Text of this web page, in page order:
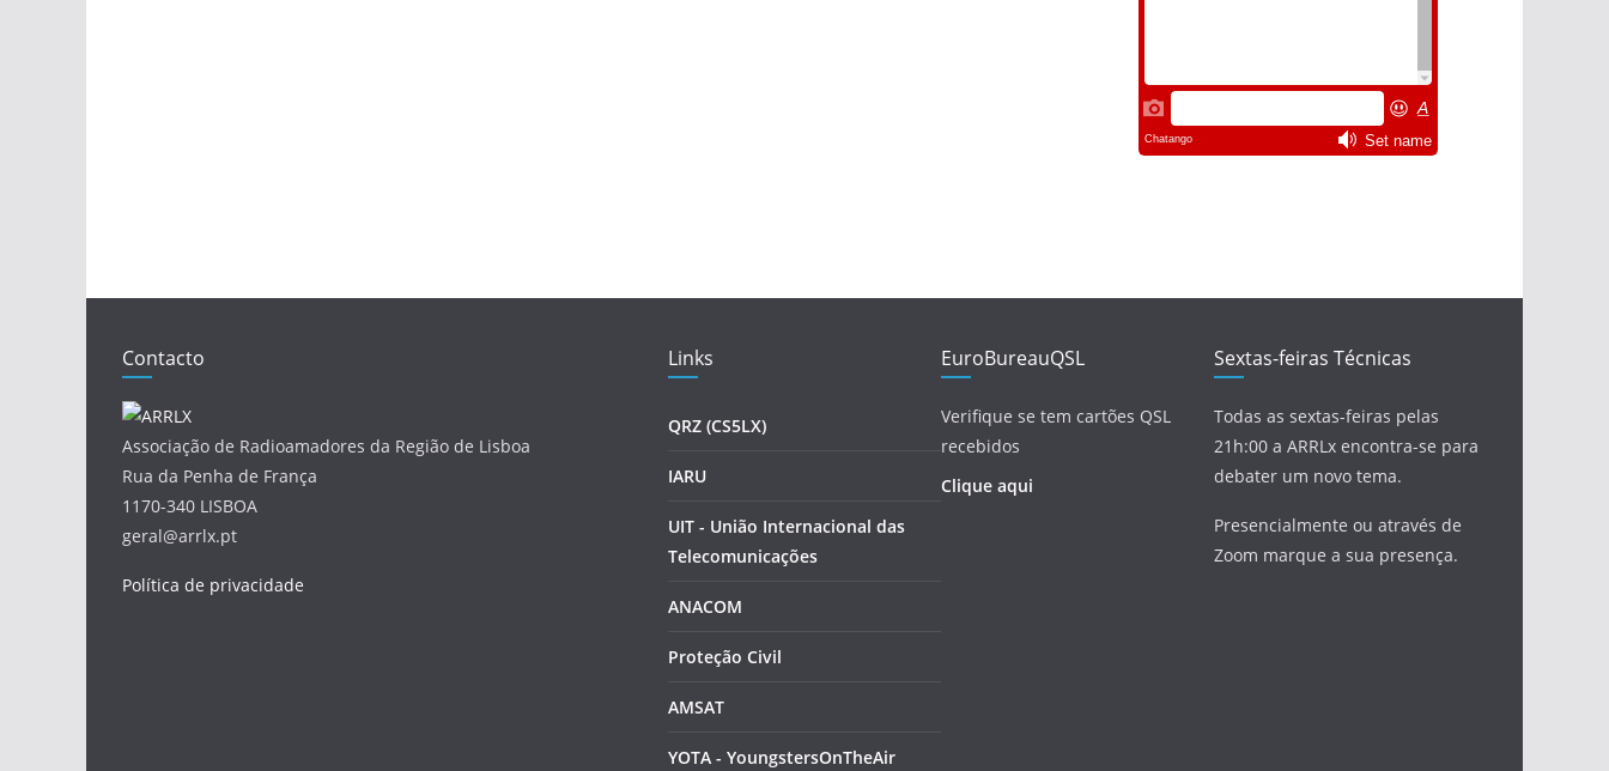
Contacto
Associação de Radioamadores da Região de Lisboa
Rua da Penha de França
1170-340 LISBOA
geral@arrlx.pt
Política de privacidade
Links
QRZ (CS5LX)
IARU
UIT - União Internacional das
Telecomunicações
ANACOM
Proteção Civil
AMSAT
YOTA - YoungstersOnTheAir
EuroBureauQSL
Verifique se tem cartões QSL
recebidos
Clique aqui
Sextas-feiras Técnicas
Todas as sextas-feiras pelas
21h:00 a ARRLx encontra-se para
debater um novo tema.
Presencialmente ou através de
Zoom marque a sua presença.